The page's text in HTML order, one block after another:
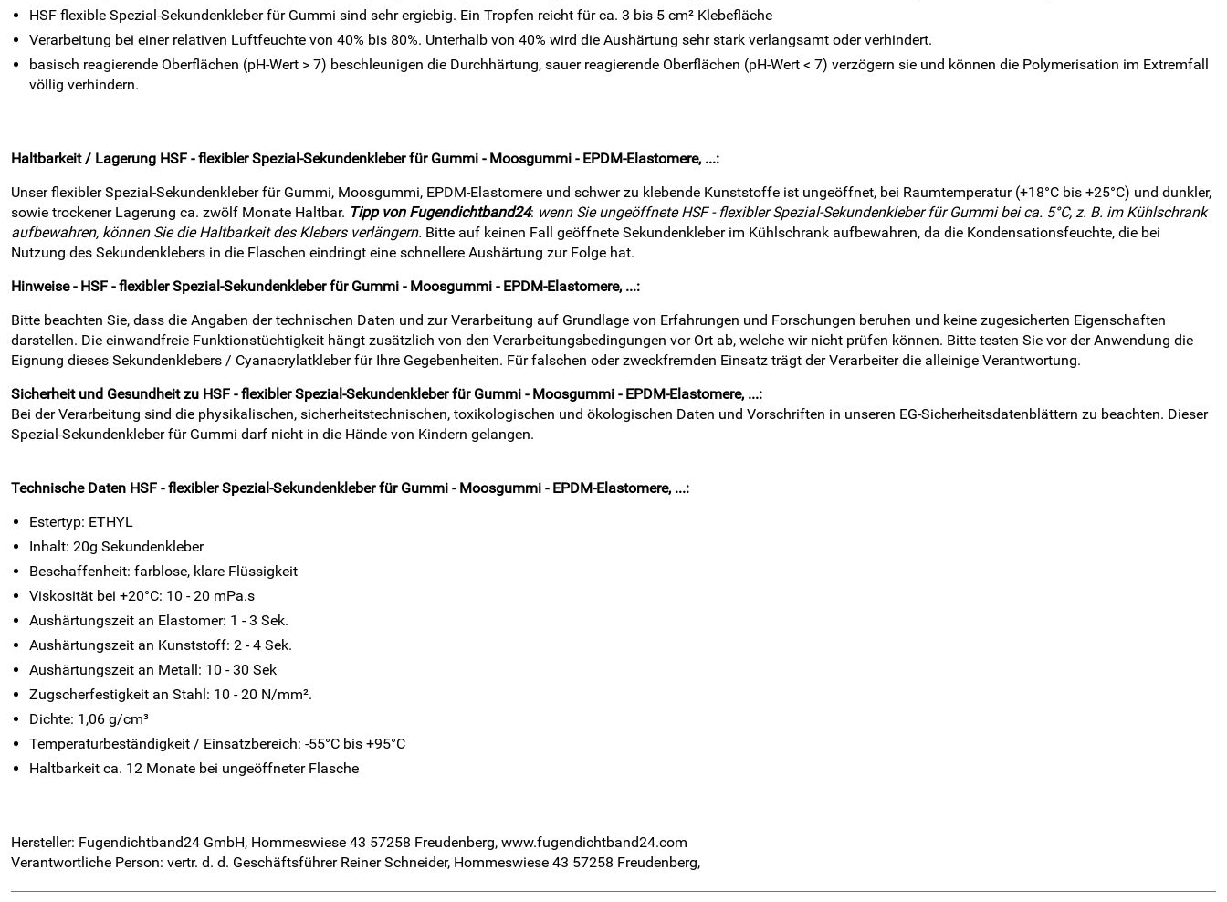
HSF flexible Spezial-Sekundenkleber für Gummi sind sehr ergiebig. Ein Tropfen reicht für ca. 3 bis 5 cm² Klebefläche
Verarbeitung bei einer relativen Luftfeuchte von 40% bis 80%. Unterhalb von 40% wird die Aushärtung sehr stark verlangsamt oder verhindert.
basisch reagierende Oberflächen (pH-Wert > 7) beschleunigen die Durchhärtung, sauer reagierende Oberflächen (pH-Wert < 7) verzögern sie und können die Polymerisation im Extremfall
völlig verhindern.
Haltbarkeit / Lagerung HSF - flexibler Spezial-Sekundenkleber für Gummi - Moosgummi - EPDM-Elastomere, ...:
Unser flexibler Spezial-Sekundenkleber für Gummi, Moosgummi, EPDM-Elastomere und schwer zu klebende Kunststoffe ist ungeöffnet, bei Raumtemperatur (+18°C bis +25°C) und dunkler,
sowie trockener Lagerung ca. zwölf Monate Haltbar. Tipp von Fugendichtband24: wenn Sie ungeöffnete HSF - flexibler Spezial-Sekundenkleber für Gummi bei ca. 5°C, z. B. im Kühlschrank
aufbewahren, können Sie die Haltbarkeit des Klebers verlängern. Bitte auf keinen Fall geöffnete Sekundenkleber im Kühlschrank aufbewahren, da die Kondensationsfeuchte, die bei
Nutzung des Sekundenklebers in die Flaschen eindringt eine schnellere Aushärtung zur Folge hat.
Hinweise - HSF - flexibler Spezial-Sekundenkleber für Gummi - Moosgummi - EPDM-Elastomere, ...:
Bitte beachten Sie, dass die Angaben der technischen Daten und zur Verarbeitung auf Grundlage von Erfahrungen und Forschungen beruhen und keine zugesicherten Eigenschaften
darstellen. Die einwandfreie Funktionstüchtigkeit hängt zusätzlich von den Verarbeitungsbedingungen vor Ort ab, welche wir nicht prüfen können. Bitte testen Sie vor der Anwendung die
Eignung dieses Sekundenklebers / Cyanacrylatkleber für Ihre Gegebenheiten. Für falschen oder zweckfremden Einsatz trägt der Verarbeiter die alleinige Verantwortung.
Sicherheit und Gesundheitzu HSF - flexibler Spezial-Sekundenkleber für Gummi - Moosgummi - EPDM-Elastomere, ...:
Bei der Verarbeitung sind die physikalischen, sicherheitstechnischen, toxikologischen und ökologischen Daten und Vorschriften in unseren EG-Sicherheitsdatenblättern zu beachten. Dieser
Spezial-Sekundenkleber für Gummi darf nicht in die Hände von Kindern gelangen.
Technische Daten HSF - flexibler Spezial-Sekundenkleber für Gummi - Moosgummi - EPDM-Elastomere, ...:
Estertyp: ETHYL
Inhalt: 20g Sekundenkleber
Beschaffenheit: farblose, klare Flüssigkeit
Viskosität bei +20°C: 10 - 20 mPa.s
Aushärtungszeit an Elastomer: 1 - 3 Sek.
Aushärtungszeit an Kunststoff: 2 - 4 Sek.
Aushärtungszeit an Metall: 10 - 30 Sek
Zugscherfestigkeit an Stahl: 10 - 20 N/mm².
Dichte: 1,06 g/cm³
Temperaturbeständigkeit / Einsatzbereich: -55°C bis +95°C
Haltbarkeit ca. 12 Monate bei ungeöffneter Flasche
Hersteller: Fugendichtband24 GmbH, Hommeswiese 43 57258 Freudenberg, www.fugendichtband24.com
Verantwortliche Person: vertr. d. d. Geschäftsführer Reiner Schneider, Hommeswiese 43 57258 Freudenberg,